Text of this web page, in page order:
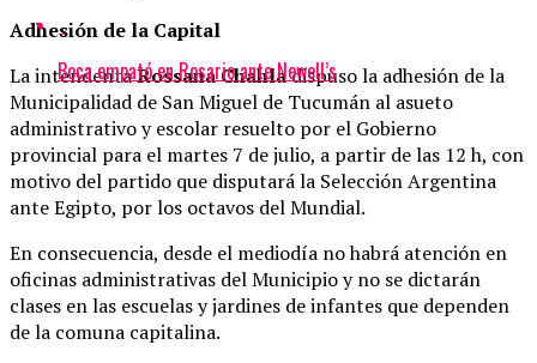
Adhesión de la Capital
La intendentaRossana Chahladispuso la adhesión de la
Municipalidad de San Miguel de Tucumán al asueto
administrativo y escolar resuelto por el Gobierno
provincial para el martes 7 de julio, a partir de las 12 h, con
motivo del partido que disputará la Selección Argentina
ante Egipto, por los octavos del Mundial.
En consecuencia, desde el mediodía no habrá atención en
oficinas administrativas del Municipio y no se dictarán
clases en las escuelas y jardines de infantes que dependen
de la comuna capitalina.
Boca empató en Rosario ante Newell’s